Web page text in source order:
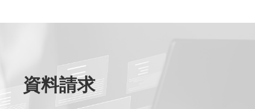
資料請求